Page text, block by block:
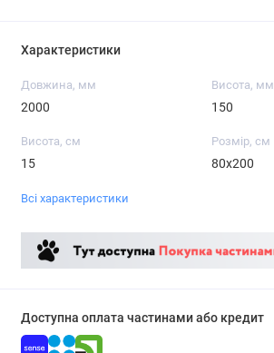
Характеристики
Довжина, мм
2000
Висота, мм
150
Висота, см
15
Розмір, см
80x200
Всі характеристики
Доступна оплата частинами або кредит